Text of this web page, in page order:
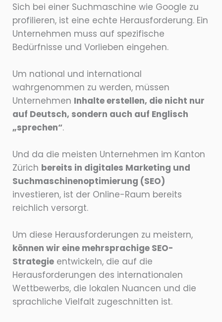
Sich bei einer Suchmaschine wie Google zu
profilieren, ist eine echte Herausforderung. Ein
Unternehmen muss auf spezifische
Bedürfnisse und Vorlieben eingehen.
Um national und international
wahrgenommen zu werden, müssen
Unternehmen Inhalte erstellen, die nicht nur
auf Deutsch, sondern auch auf Englisch
„sprechen“.
Und da die meisten Unternehmen im Kanton
Zürich bereits in digitales Marketing und
Suchmaschinenoptimierung (SEO)
investieren, ist der Online-Raum bereits
reichlich versorgt.
Um diese Herausforderungen zu meistern,
können wir eine mehrsprachige SEO-
Strategie entwickeln, die auf die
Herausforderungen des internationalen
Wettbewerbs, die lokalen Nuancen und die
sprachliche Vielfalt zugeschnitten ist.